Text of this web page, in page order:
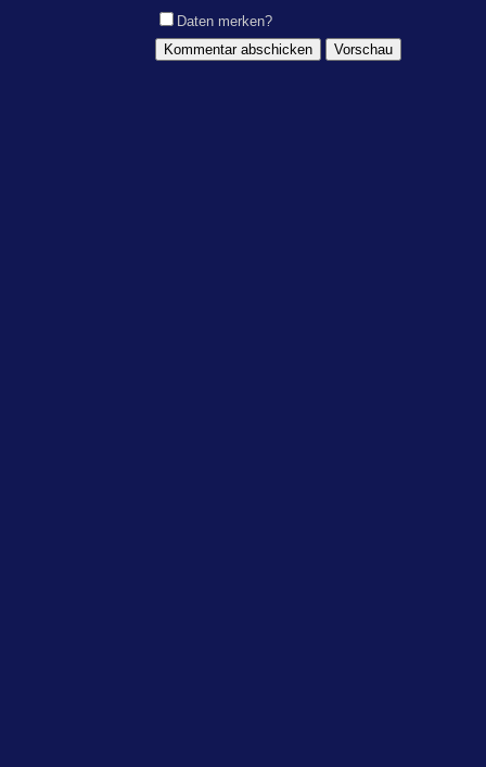
Daten merken?